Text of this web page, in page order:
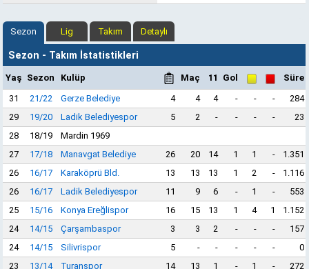
Sezon Lig Takım Detaylı
Sezon - Takım İstatistikleri
Yaş Sezon Kulüp Maç 11 Gol
Süre
31
21/22 Gerze Belediye 4 4 4 - - -
284
29
19/20 Ladik Belediyespor 5 2 - - - -
23
28
18/19
Mardin 1969
27
17/18 Manavgat Belediye 26 20 14 1 1 -
1.351
26
16/17 Karaköprü Bld. 13 13 13 1 2 -
1.116
26
16/17 Ladik Belediyespor 11 9 6 - 1 -
553
25
15/16 Konya Ereğlispor 16 15 13 1 4 1
1.152
24
14/15 Çarşambaspor 3 3 2 - - -
157
24
14/15 Silivrispor 5 - - - - -
0
23
13/14 Turanspor 14 13 1 - 1 - 272